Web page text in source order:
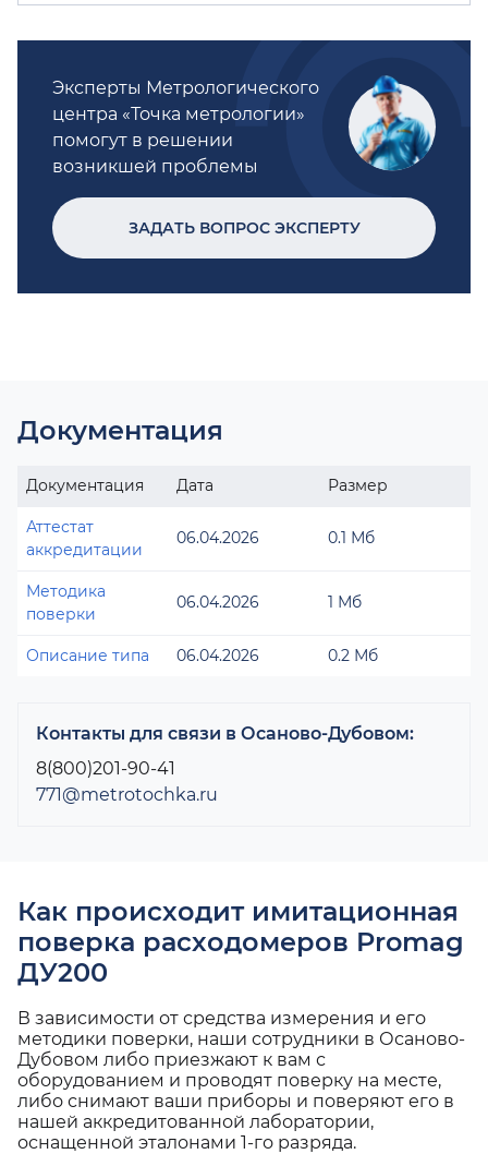
Эксперты Метрологического
центра «Точка метрологии»
помогут в решении
возникшей проблемы
ЗАДАТЬ ВОПРОС ЭКСПЕРТУ
Документация
Документация Дата Размер
Аттестат
аккредитации
06.04.2026 0.1 Мб
Методика
поверки
06.04.2026 1 Мб
Описание типа 06.04.2026 0.2 Мб
Контакты для связи в Осаново-Дубовом:
8(800)201-90-41
771@metrotochka.ru
Как происходит имитационная
поверка расходомеров Promag
ДУ200
В зависимости от средства измерения и его
методики поверки, наши сотрудники в Осаново-
Дубовом либо приезжают к вам с
оборудованием и проводят поверку на месте,
либо снимают ваши приборы и поверяют его в
нашей аккредитованной лаборатории,
оснащенной эталонами 1-го разряда.